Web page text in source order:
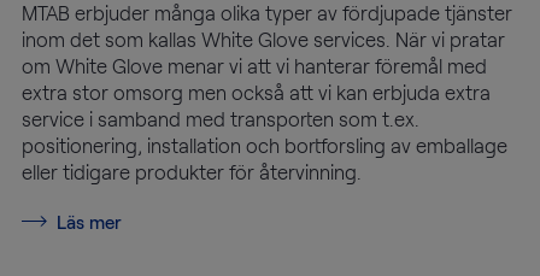
MTAB erbjuder många olika typer av fördjupade tjänster
inom det som kallas White Glove services. När vi pratar
om White Glove menar vi att vi hanterar föremål med
extra stor omsorg men också att vi kan erbjuda extra
service i samband med transporten som t.ex.
positionering, installation och bortforsling av emballage
eller tidigare produkter för återvinning.
Läs mer